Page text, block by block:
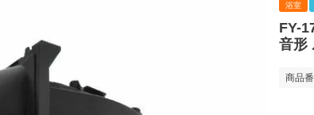
浴室
FY-
音形
商品